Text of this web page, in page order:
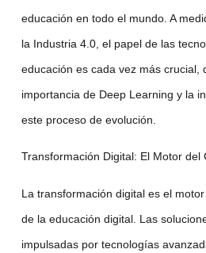
educación en todo el mundo. A
la Industria 4.0, el papel de las
educación es cada vez más crucial,
importancia de Deep Learning y la
este proceso de evolución.
Transformación Digital: El Motor del
La transformación digitales el motor
de la educación digital. Las
impulsadas por tecnologías